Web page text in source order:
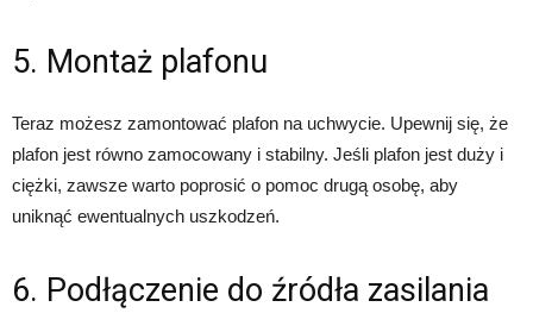
5. Montaż plafonu
Teraz możesz zamontować plafon na uchwycie. Upewnij się, że
plafon jest równo zamocowany i stabilny. Jeśli plafon jest duży i
ciężki, zawsze warto poprosić o pomoc drugą osobę, aby
uniknąć ewentualnych uszkodzeń.
6. Podłączenie do źródła zasilania